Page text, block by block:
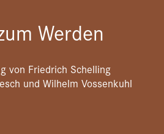
Werden
von Friedrich Schelling
und Wilhelm Vossenkuhl